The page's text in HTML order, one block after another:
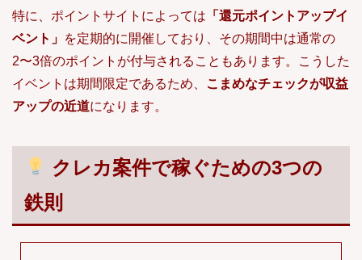
特に、ポイントサイトによっては 「還元ポイントアップイ
ベント」 を定期的に開催しており、その期間中は通常の
2〜3倍のポイントが付与されることもあります。こうした
イベントは期間限定であるため、
こまめなチェックが収益
アップの近道になります。
クレカ案件で稼ぐための3つの
鉄則